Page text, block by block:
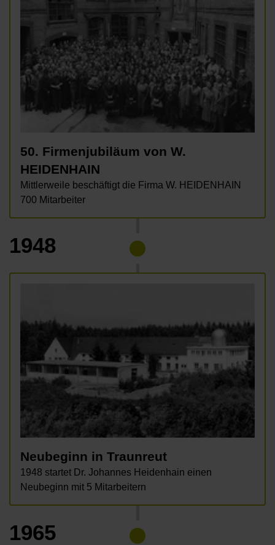
50. Firmenjubiläum von W.
HEIDENHAIN
Mittlerweile beschäftigt die Firma W. HEIDENHAIN
700 Mitarbeiter
1948
Neubeginn in Traunreut
1948 startet Dr. Johannes Heidenhain einen
Neubeginn mit 5 Mitarbeitern
1965